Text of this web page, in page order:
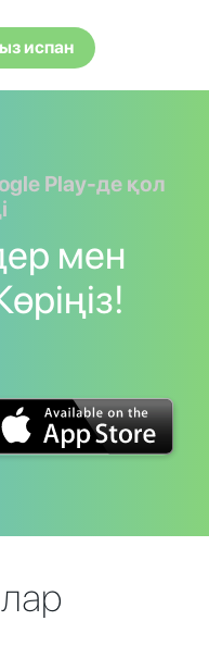
испан
Play-де қол
мен